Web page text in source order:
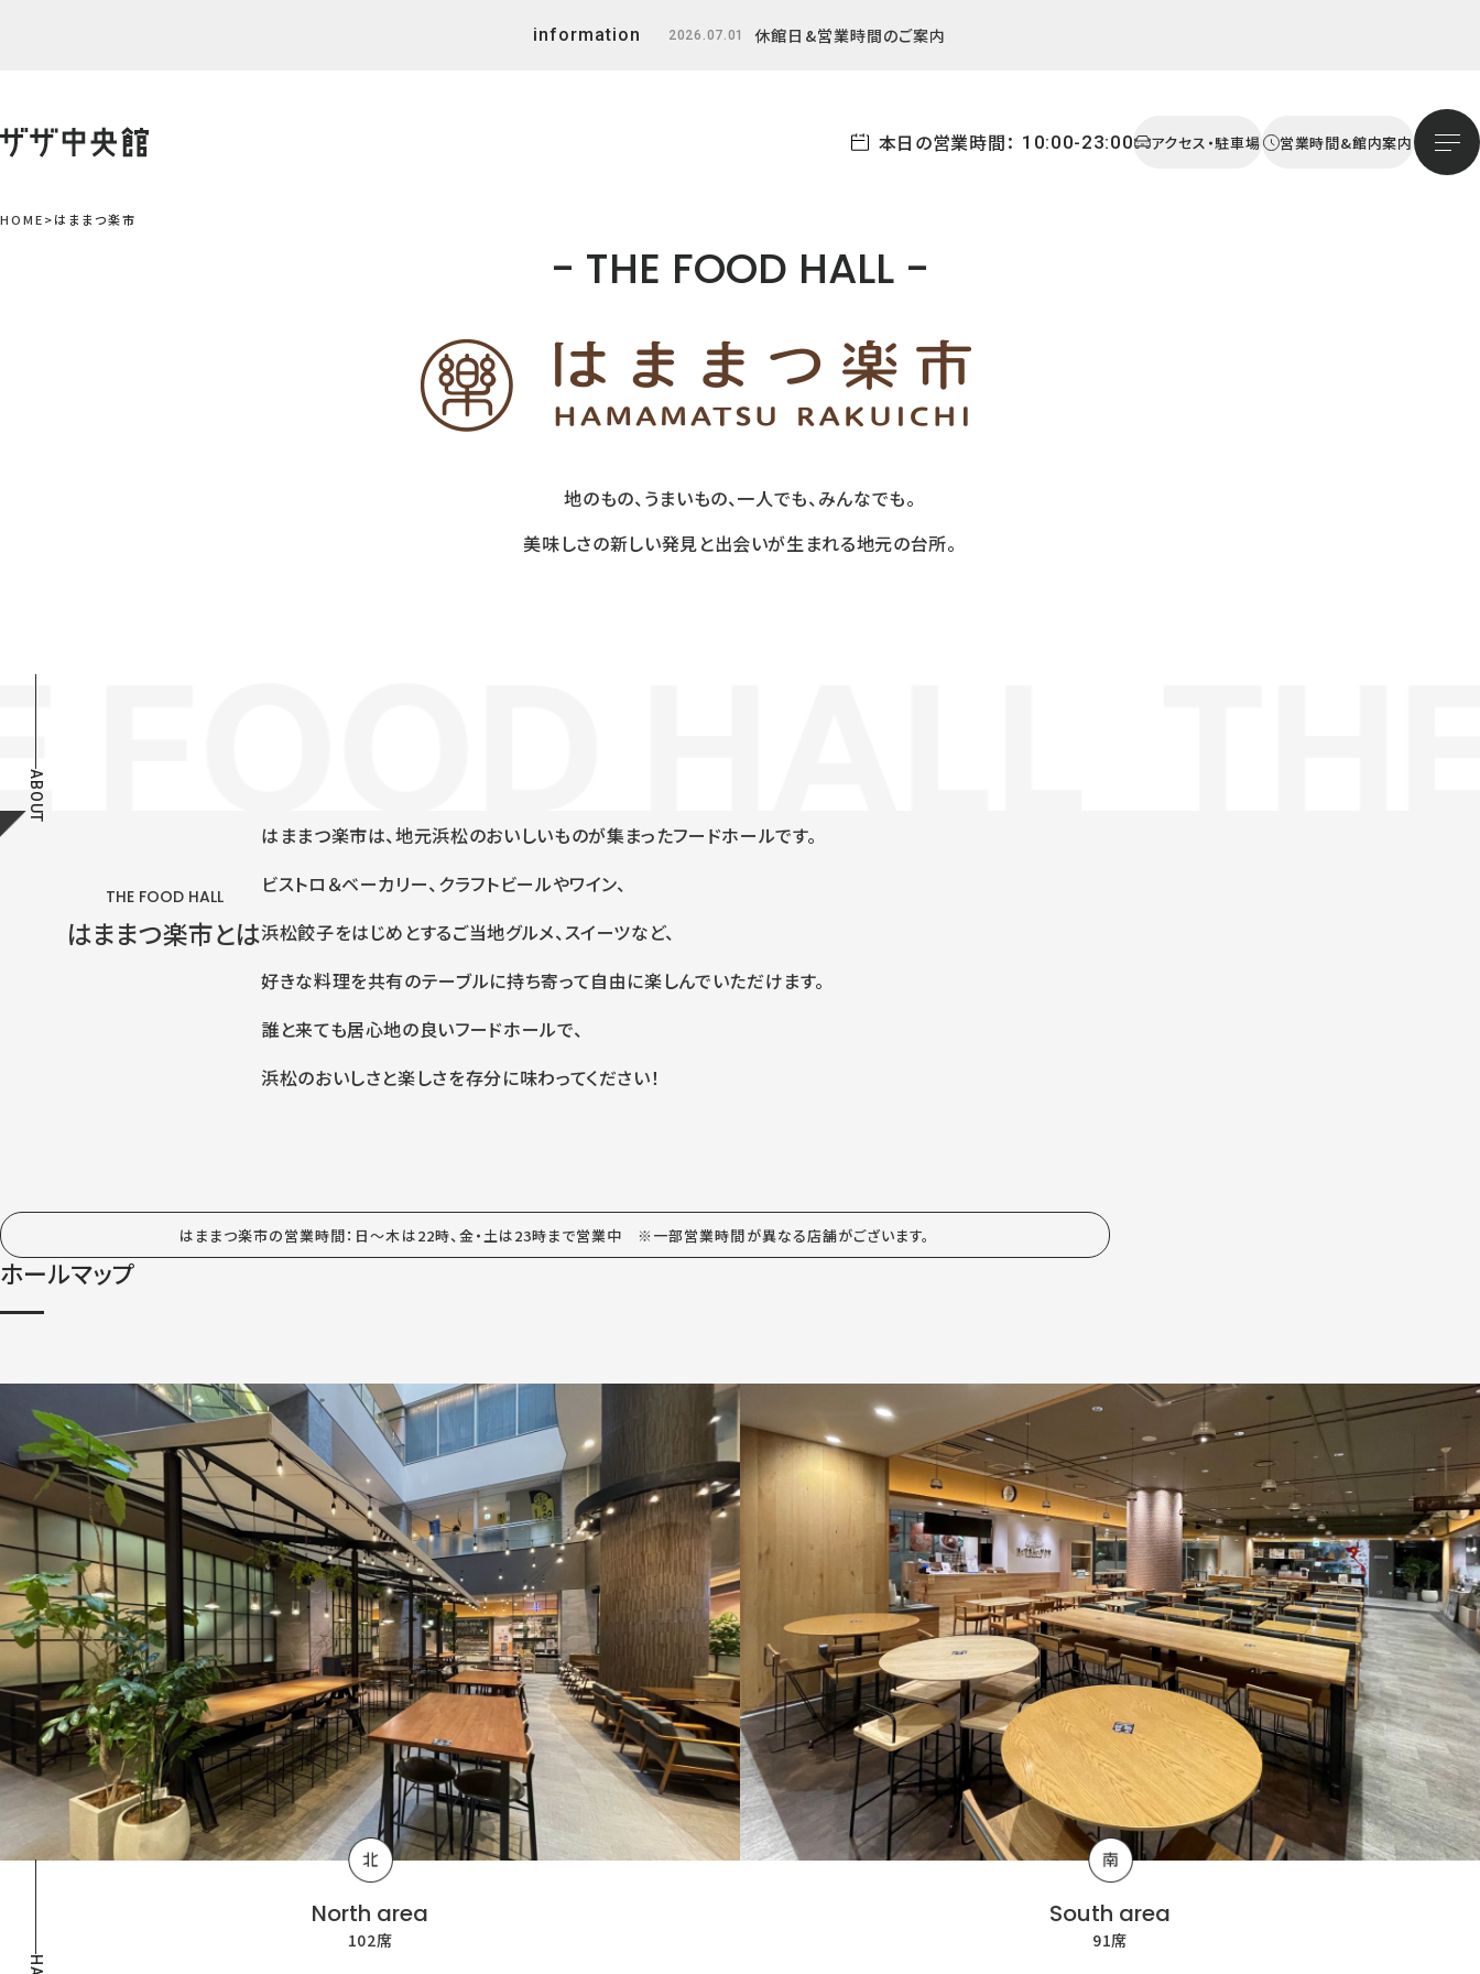
information 2026.07.01 休館日&営業時間のご案内
本日の営業時間： 10:00-23:00 アクセス・駐車場 営業時間&館内案内
HOME はままつ楽市
- THE FOOD HALL -
地のもの、うまいもの、一人でも、みんなでも。
美味しさの新しい発見と出会いが生まれる地元の台所。
ABOUT
THE FOOD HALL
はままつ楽市とは
はままつ楽市は、地元浜松のおいしいものが集まったフードホールです。
ビストロ＆ベーカリー、クラフトビールやワイン、
浜松餃子をはじめとするご当地グルメ、スイーツなど、
好きな料理を共有のテーブルに持ち寄って自由に楽しんでいただけます。
誰と来ても居心地の良いフードホールで、
浜松のおいしさと楽しさを存分に味わってください！
はままつ楽市の営業時間：日〜木は22時、金・土は23時まで営業中 ※一部営業時間が異なる店舗がございます。
ホールマップ
North area
102席
South area
91席